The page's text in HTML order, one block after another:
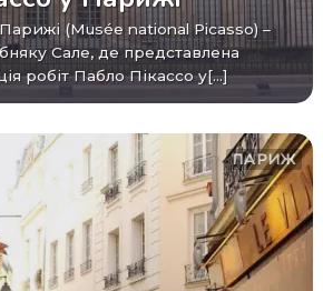
Сале, де представлена
робіт Пабло Пікассо у[...]
ПАРИЖ